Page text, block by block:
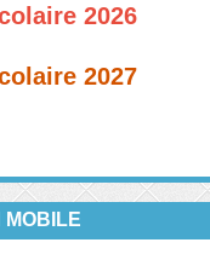
2026
2027
MOBILE